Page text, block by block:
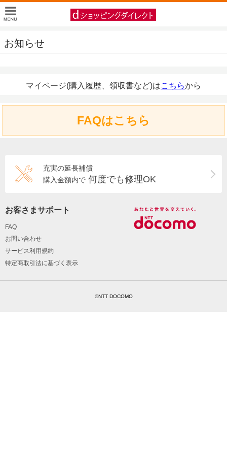
お知らせ
マイページ(購入履歴、領収書など)はこちらから
FAQはこちら
充実の延長補償
購入金額内で 何度でも修理OK
お客さまサポート
FAQ
お問い合わせ
サービス利用規約
特定商取引法に基づく表示
©NTT DOCOMO